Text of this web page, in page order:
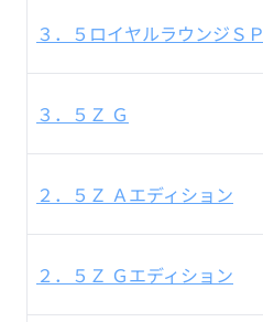
３．５ロイヤルラウンジＳＰ
３．５Ｚ Ｇ
２．５Ｚ Ａエディション
２．５Ｚ Ｇエディション